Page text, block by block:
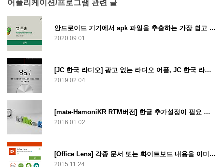
어플리케이션/프로그램 관련 글
안드로이드 기기에서 apk 파일을 추출하는 가장 쉽고 빠른 방법
2020.09.01
[JC 한국 라디오] 광고 없는 라디오 어플, JC 한국 라디오
2019.02.04
[mate-HamoniKR RTM버전] 한글 추가설정이 필요 없는 Linux mint
2016.01.02
[Office Lens] 각종 문서 또는 화이트보드 내용을 이미지로 만들어 주는 스캔 어플, Office Lens
2015.11.24